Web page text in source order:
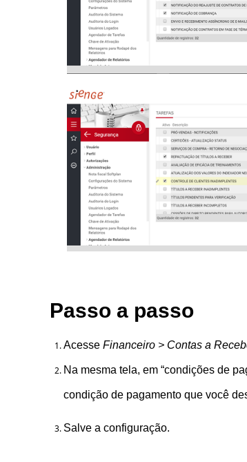
Passo a passo
Acesse Financeiro > Contas a
Na mesma tela, em “condições de
condição de pagamento que você
Salve a configuração.